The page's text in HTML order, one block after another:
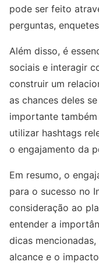
pode ser feito
perguntas,
Além disso, é
sociais e interagir
construir um
as chances deles
importante
utilizar hashtags
o engajamento da
Em resumo, o
para o sucesso no
consideração ao
entender a
dicas
alcance e o